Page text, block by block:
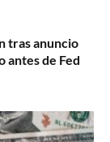
tras anuncio
antes de Fed